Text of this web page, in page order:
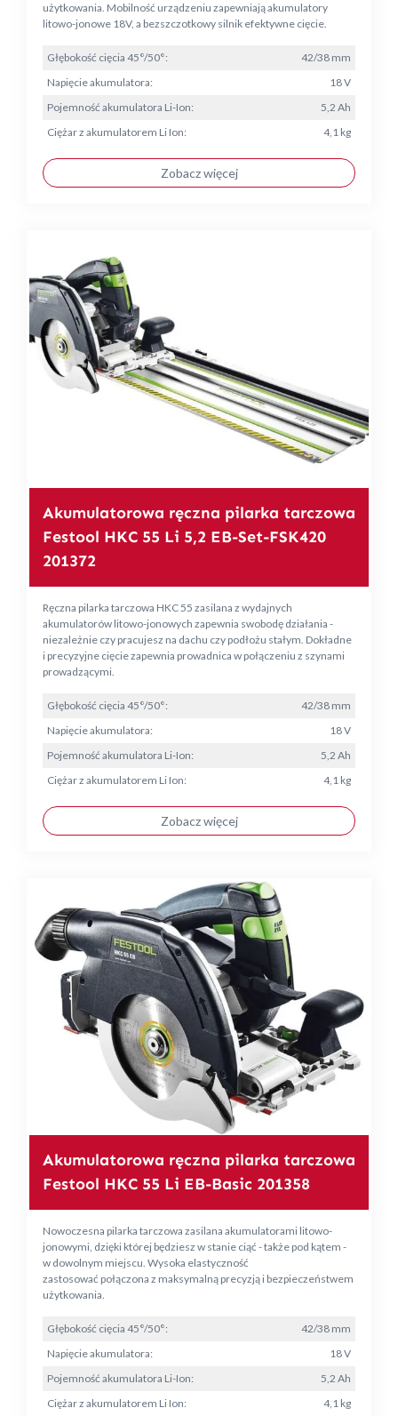
użytkowania. Mobilność urządzeniu zapewniają akumulatory
litowo-jonowe 18V, a bezszczotkowy silnik efektywne cięcie.
Głębokość cięcia 45°/50°:
42/38 mm
Napięcie akumulatora:
18 V
Pojemność akumulatora Li-Ion:
5,2 Ah
Ciężar z akumulatorem Li Ion:
4,1 kg
Zobacz więcej
Akumulatorowa ręczna pilarka tarczowa
Festool HKC 55 Li 5,2 EB-Set-FSK420
201372
Ręczna pilarka tarczowa HKC 55 zasilana z wydajnych
akumulatorów litowo-jonowych zapewnia swobodę działania -
niezależnie czy pracujesz na dachu czy podłożu stałym. Dokładne
i precyzyjne cięcie zapewnia prowadnica w połączeniu z szynami
prowadzącymi.
Głębokość cięcia 45°/50°:
42/38 mm
Napięcie akumulatora:
18 V
Pojemność akumulatora Li-Ion:
5,2 Ah
Ciężar z akumulatorem Li Ion:
4,1 kg
Zobacz więcej
Akumulatorowa ręczna pilarka tarczowa
Festool HKC 55 Li EB-Basic 201358
Nowoczesna pilarka tarczowa zasilana akumulatorami litowo-
jonowymi, dzięki której będziesz w stanie ciąć - także pod kątem -
w dowolnym miejscu. Wysoka elastyczność
zastosować połączona z maksymalną precyzją i bezpieczeństwem
użytkowania.
Głębokość cięcia 45°/50°:
42/38 mm
Napięcie akumulatora:
18 V
Pojemność akumulatora Li-Ion:
5,2 Ah
Ciężar z akumulatorem Li Ion:
4,1 kg